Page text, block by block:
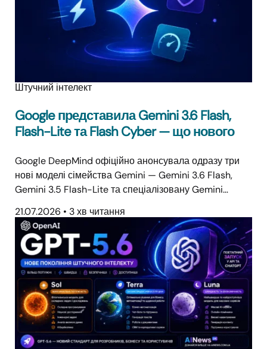
Штучний інтелект
Google представила Gemini 3.6 Flash,
Flash-Lite та Flash Cyber — що нового
Google DeepMind офіційно анонсувала одразу три
нові моделі сімейства Gemini — Gemini 3.6 Flash,
Gemini 3.5 Flash-Lite та спеціалізовану Gemini…
21.07.2026 • 3 хв читання